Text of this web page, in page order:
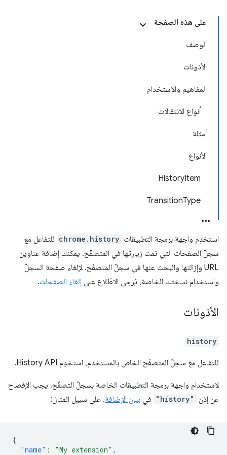
على هذه الصفحة
الوصف
الأذونات
المفاهيم والاستخدام
أنواع الانتقالات
أمثلة
الأنواع
HistoryItem
TransitionType
استخدِم واجهة برمجة التطبيقات chrome.history للتفاعل مع
سجلّ الصفحات التي تمت زيارتها في المتصفّح. يمكنك إضافة عناوين
URL وإزالتها والبحث عنها في سجلّ المتصفّح. لإلغاء صفحة السجلّ
واستخدام نسختك الخاصة، يُرجى الاطّلاع على إلغاء الصفحات.
الأذونات
history
للتفاعل مع سجلّ المتصفّح الخاص بالمستخدم، استخدِم History API.
لاستخدام واجهة برمجة التطبيقات الخاصة بسجلّ التصفّح، يجب الإفصاح
عن إذن
"history" في بيان الإضافة. على سبيل المثال:
{
"name" : "My extension" ,